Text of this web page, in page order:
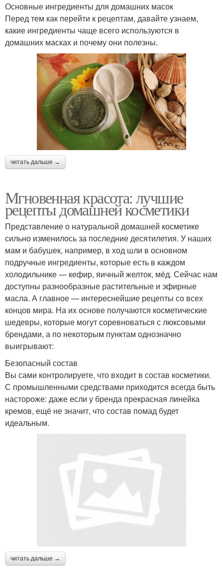
Основные ингредиенты для домашних масок
Перед тем как перейти к рецептам, давайте узнаем,
какие ингредиенты чаще всего используются в
домашних масках и почему они полезны.
читать дальше →
Мгновенная красота: лучшие
рецепты домашней косметики
Представление о натуральной домашней косметике
сильно изменилось за последние десятилетия. У наших
мам и бабушек, например, в ход шли в основном
подручные ингредиенты, которые есть в каждом
холодильнике — кефир, яичный желток, мёд. Сейчас нам
доступны разнообразные растительные и эфирные
масла. А главное — интереснейшие рецепты со всех
концов мира. На их основе получаются косметические
шедевры, которые могут соревноваться с люксовыми
брендами, а по некоторым пунктам однозначно
выигрывают:
Безопасный состав
Вы сами контролируете, что входит в состав косметики.
С промышленными средствами приходится всегда быть
настороже: даже если у бренда прекрасная линейка
кремов, ещё не значит, что состав помад будет
идеальным.
читать дальше →